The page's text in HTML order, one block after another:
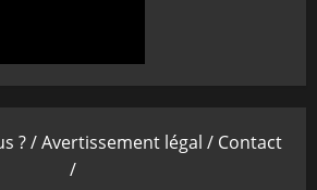
? /Avertissement légal / Contact
/